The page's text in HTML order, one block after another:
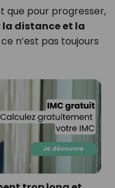
que pour progresser,
distance et la
n’est pas toujours